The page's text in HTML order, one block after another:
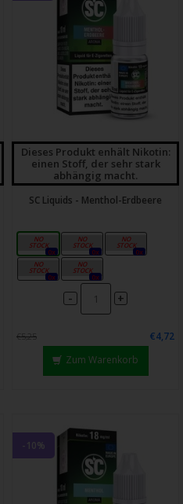
Dieses Produkt enhält Nikotin:
einen Stoff, der sehr stark
abhängig macht.
SC Liquids - Menthol-Erdbeere
0mg
0x
3mg
0x
6mg
0x
12mg
0x
18mg
0x
- +
€5,25
€4,72
Zum Warenkorb
-10%